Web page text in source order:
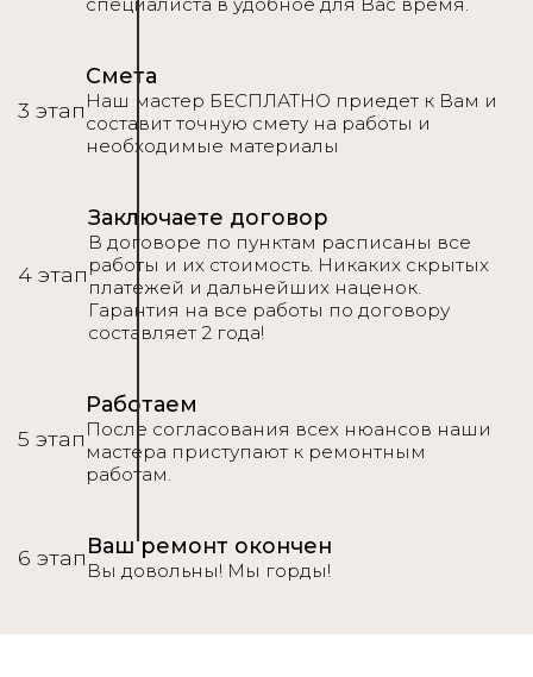
3 этап
Смета
Наш мастер БЕСПЛАТНО приедет к Вам и
составит точную смету на работы и
необходимые материалы
4 этап
Заключаете договор
В договоре по пунктам расписаны все
работы и их стоимость. Никаких скрытых
платежей и дальнейших наценок.
Гарантия на все работы по договору
составляет 2 года!
5 этап
Работаем
После согласования всех нюансов наши
мастера приступают к ремонтным
работам.
6 этапВаш ремонт окончен
Вы довольны! Мы горды!